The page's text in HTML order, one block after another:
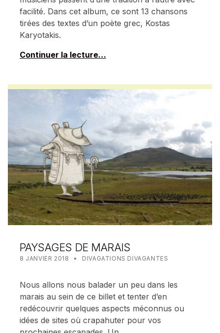
facilité. Dans cet album, ce sont 13 chansons
tirées des textes d’un poète grec, Kostas
Karyotakis.
Continuer la lecture…
PAYSAGES DE MARAIS
POSTED ON:
8 JANVIER 2018 WRITTEN BY:
MEALIN
CATEGORIZED IN:
DIVAGATIONS DIVAGANTES
Nous allons nous balader un peu dans les
marais au sein de ce billet et tenter d’en
redécouvrir quelques aspects méconnus ou
idées de sites où crapahuter pour vos